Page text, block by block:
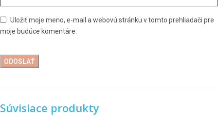
Uložiť moje meno, e-mail a webovú stránku v tomto prehliadači pre
moje budúce komentáre.
Súvisiace produkty